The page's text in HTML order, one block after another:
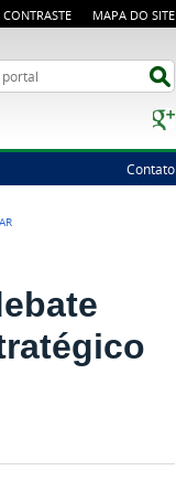
MAPA DO SITE
Contato